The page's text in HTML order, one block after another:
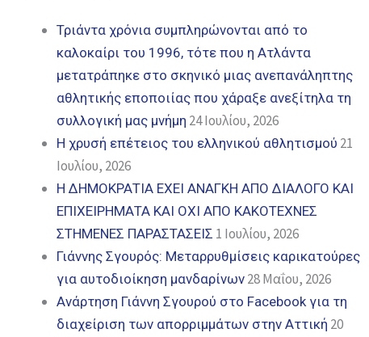
Τριάντα χρόνια συμπληρώνονται από το
καλοκαίρι του 1996, τότε που η Ατλάντα
μετατράπηκε στο σκηνικό μιας ανεπανάληπτης
αθλητικής εποποιίας που χάραξε ανεξίτηλα τη
συλλογική μας μνήμη 24 Ιουλίου, 2026
Η χρυσή επέτειος του ελληνικού αθλητισμού 21
Ιουλίου, 2026
Η ΔΗΜΟΚΡΑΤΙΑ ΕΧΕΙ ΑΝΑΓΚΗ ΑΠΟ ΔΙΑΛΟΓΟ ΚΑΙ
ΕΠΙΧΕΙΡΗΜΑΤΑ ΚΑΙ ΟΧΙ ΑΠΟ ΚΑΚΟΤΕΧΝΕΣ
ΣΤΗΜΕΝΕΣ ΠΑΡΑΣΤΑΣΕΙΣ 1 Ιουλίου, 2026
Γιάννης Σγουρός: Μεταρρυθμίσεις καρικατούρες
για αυτοδιοίκηση μανδαρίνων 28 Μαΐου, 2026
Ανάρτηση Γιάννη Σγουρού στο Facebook για τη
διαχείριση των απορριμμάτων στην Αττική 20